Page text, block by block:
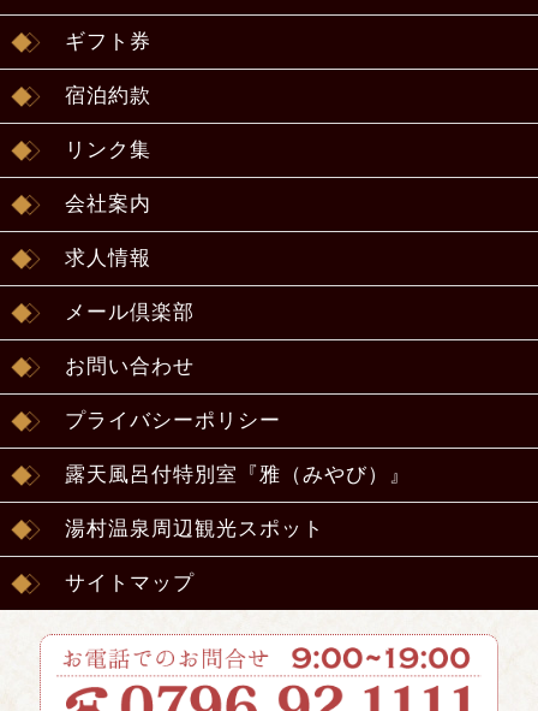
ギフト券
宿泊約款
リンク集
会社案内
求人情報
メール倶楽部
お問い合わせ
プライバシーポリシー
露天風呂付特別室『雅（みやび）』
湯村温泉周辺観光スポット
サイトマップ